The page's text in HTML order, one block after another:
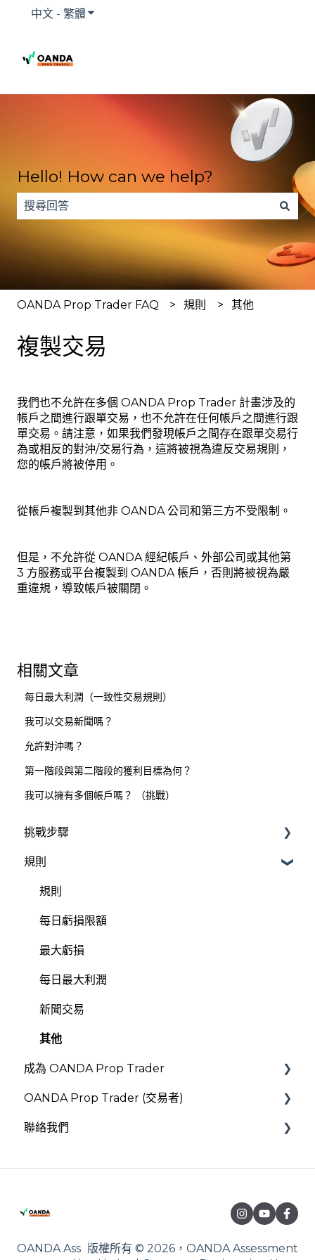
中文 - 繁體 顯示翻譯的子功能表
Hello! How can we help?
OANDA Prop Trader FAQ 規則 其他
複製交易
我們也不允許在多個 OANDA Prop Trader 計畫涉及的
帳戶之間進行跟單交易，也不允許在任何帳戶之間進行跟
單交易。請注意，如果我們發現帳戶之間存在跟單交易行
為或相反的對沖/交易行為，這將被視為違反交易規則，
您的帳戶將被停用。
從帳戶複製到其他非 OANDA 公司和第三方不受限制。
但是，不允許從 OANDA 經紀帳戶、外部公司或其他第
3 方服務或平台複製到 OANDA 帳戶，否則將被視為嚴
重違規，導致帳戶被關閉。
相關文章
每日最大利潤（一致性交易規則）
我可以交易新聞嗎？
允許對沖嗎？
第一階段與第二階段的獲利目標為何？
我可以擁有多個帳戶嗎？ （挑戰）
挑戰步驟
儀表板
規則
規則
每日虧損限額
最大虧損
每日最大利潤
新聞交易
其他
成為 OANDA Prop Trader
驗證與入職
OANDA Global Markets
OANDA Prop Trader (交易者)
信號提供者規則
聯絡我們
OANDA Ass 版權所有 © 2026，OANDA Assessment